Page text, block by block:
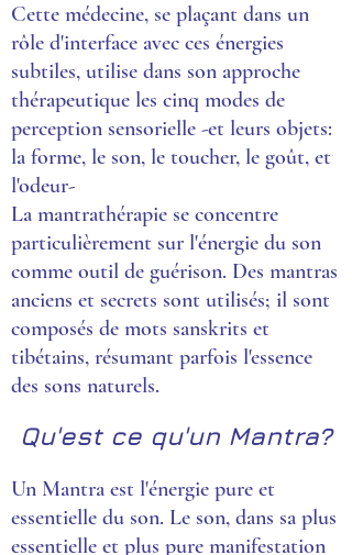
Cette médecine, se plaçant dans un
rôle d'interface avec ces énergies
subtiles, utilise dans son approche
thérapeutique les cinq modes de
perception sensorielle -et leurs objets:
la forme, le son, le toucher, le goût, et
l'odeur-
La mantrathérapie se concentre
particulièrement sur l'énergie du son
comme outil de guérison. Des mantras
anciens et secrets sont utilisés; il sont
composés de mots sanskrits et
tibétains, résumant parfois l'essence
des sons naturels.
Qu'est ce qu'un Mantra?
Un Mantra est l'énergie pure et
essentielle du son. Le son, dans sa plus
essentielle et plus pure manifestation